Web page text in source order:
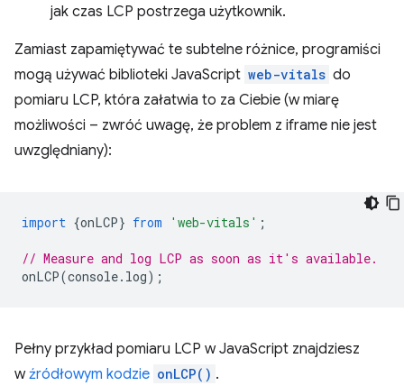
jak czas LCP postrzega użytkownik.
Zamiast zapamiętywać te subtelne różnice, programiści
mogą używać biblioteki JavaScript web-vitals do
pomiaru LCP, która załatwia to za Ciebie (w miarę
możliwości – zwróć uwagę, że problem z iframe nie jest
uwzględniany):
import {onLCP} from 'web-vitals' ;
// Measure and log LCP as soon as it's available.
onLCP(console. log);
Pełny przykład pomiaru LCP w JavaScript znajdziesz
wźródłowym kodzie onLCP() .